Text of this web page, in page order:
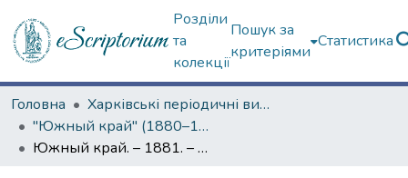
Розділи
та
колекції
Пошук за
критеріями
Статистика
Головна
Харківські періодичні видання
"Южный край" (1880–1919 гг.)
Южный край. – 1881. – 4 мая (№ 116)